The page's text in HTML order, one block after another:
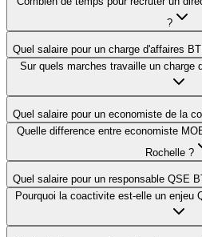
?
Quel salaire pour un charge d'affaires
Sur quels marches travaille un charge
Quel salaire pour un economiste de la
Quelle difference entre economiste
Rochelle ?
Quel salaire pour un responsable QSE
Pourquoi la coactivite est-elle un enjeu